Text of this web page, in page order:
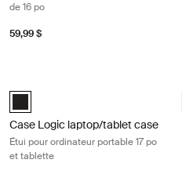
de 16 po
59,99 $
Case Logic 17" Laptop and Tablet
Case Logic laptop/tablet case
Étui pour ordinateur portable 17 po
et tablette